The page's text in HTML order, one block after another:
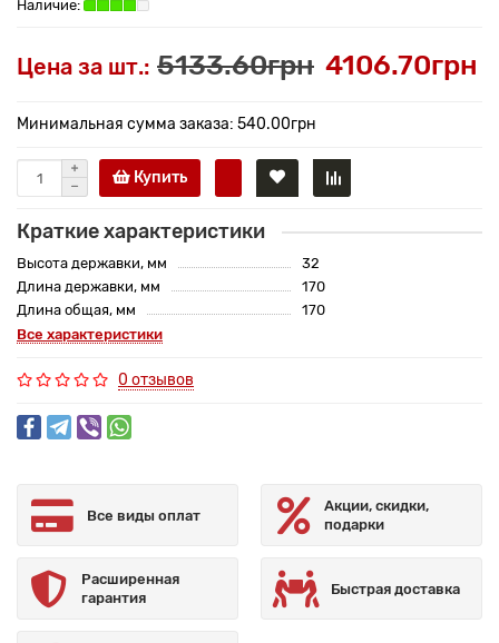
Цена за шт.: 5133.60грн 4106.70грн
Минимальная сумма заказа: 540.00грн
Купить
Краткие характеристики
Высота державки, мм
32
Длина державки, мм
170
Длина общая, мм
170
Все характеристики
0 отзывов
Все виды оплат
Акции, скидки,
подарки
Расширенная
гарантия
Быстрая доставка